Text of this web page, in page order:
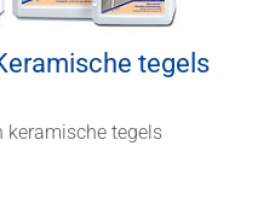
tegels
keramische tegels